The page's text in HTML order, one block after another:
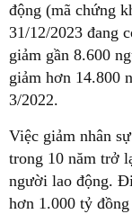
động (mã chứng
31/12/2023 đang
giảm gần 8.600
giảm hơn 14.800
3/2022.
Việc giảm nhân
trong 10 năm trở
người lao động.
hơn 1.000 tỷ